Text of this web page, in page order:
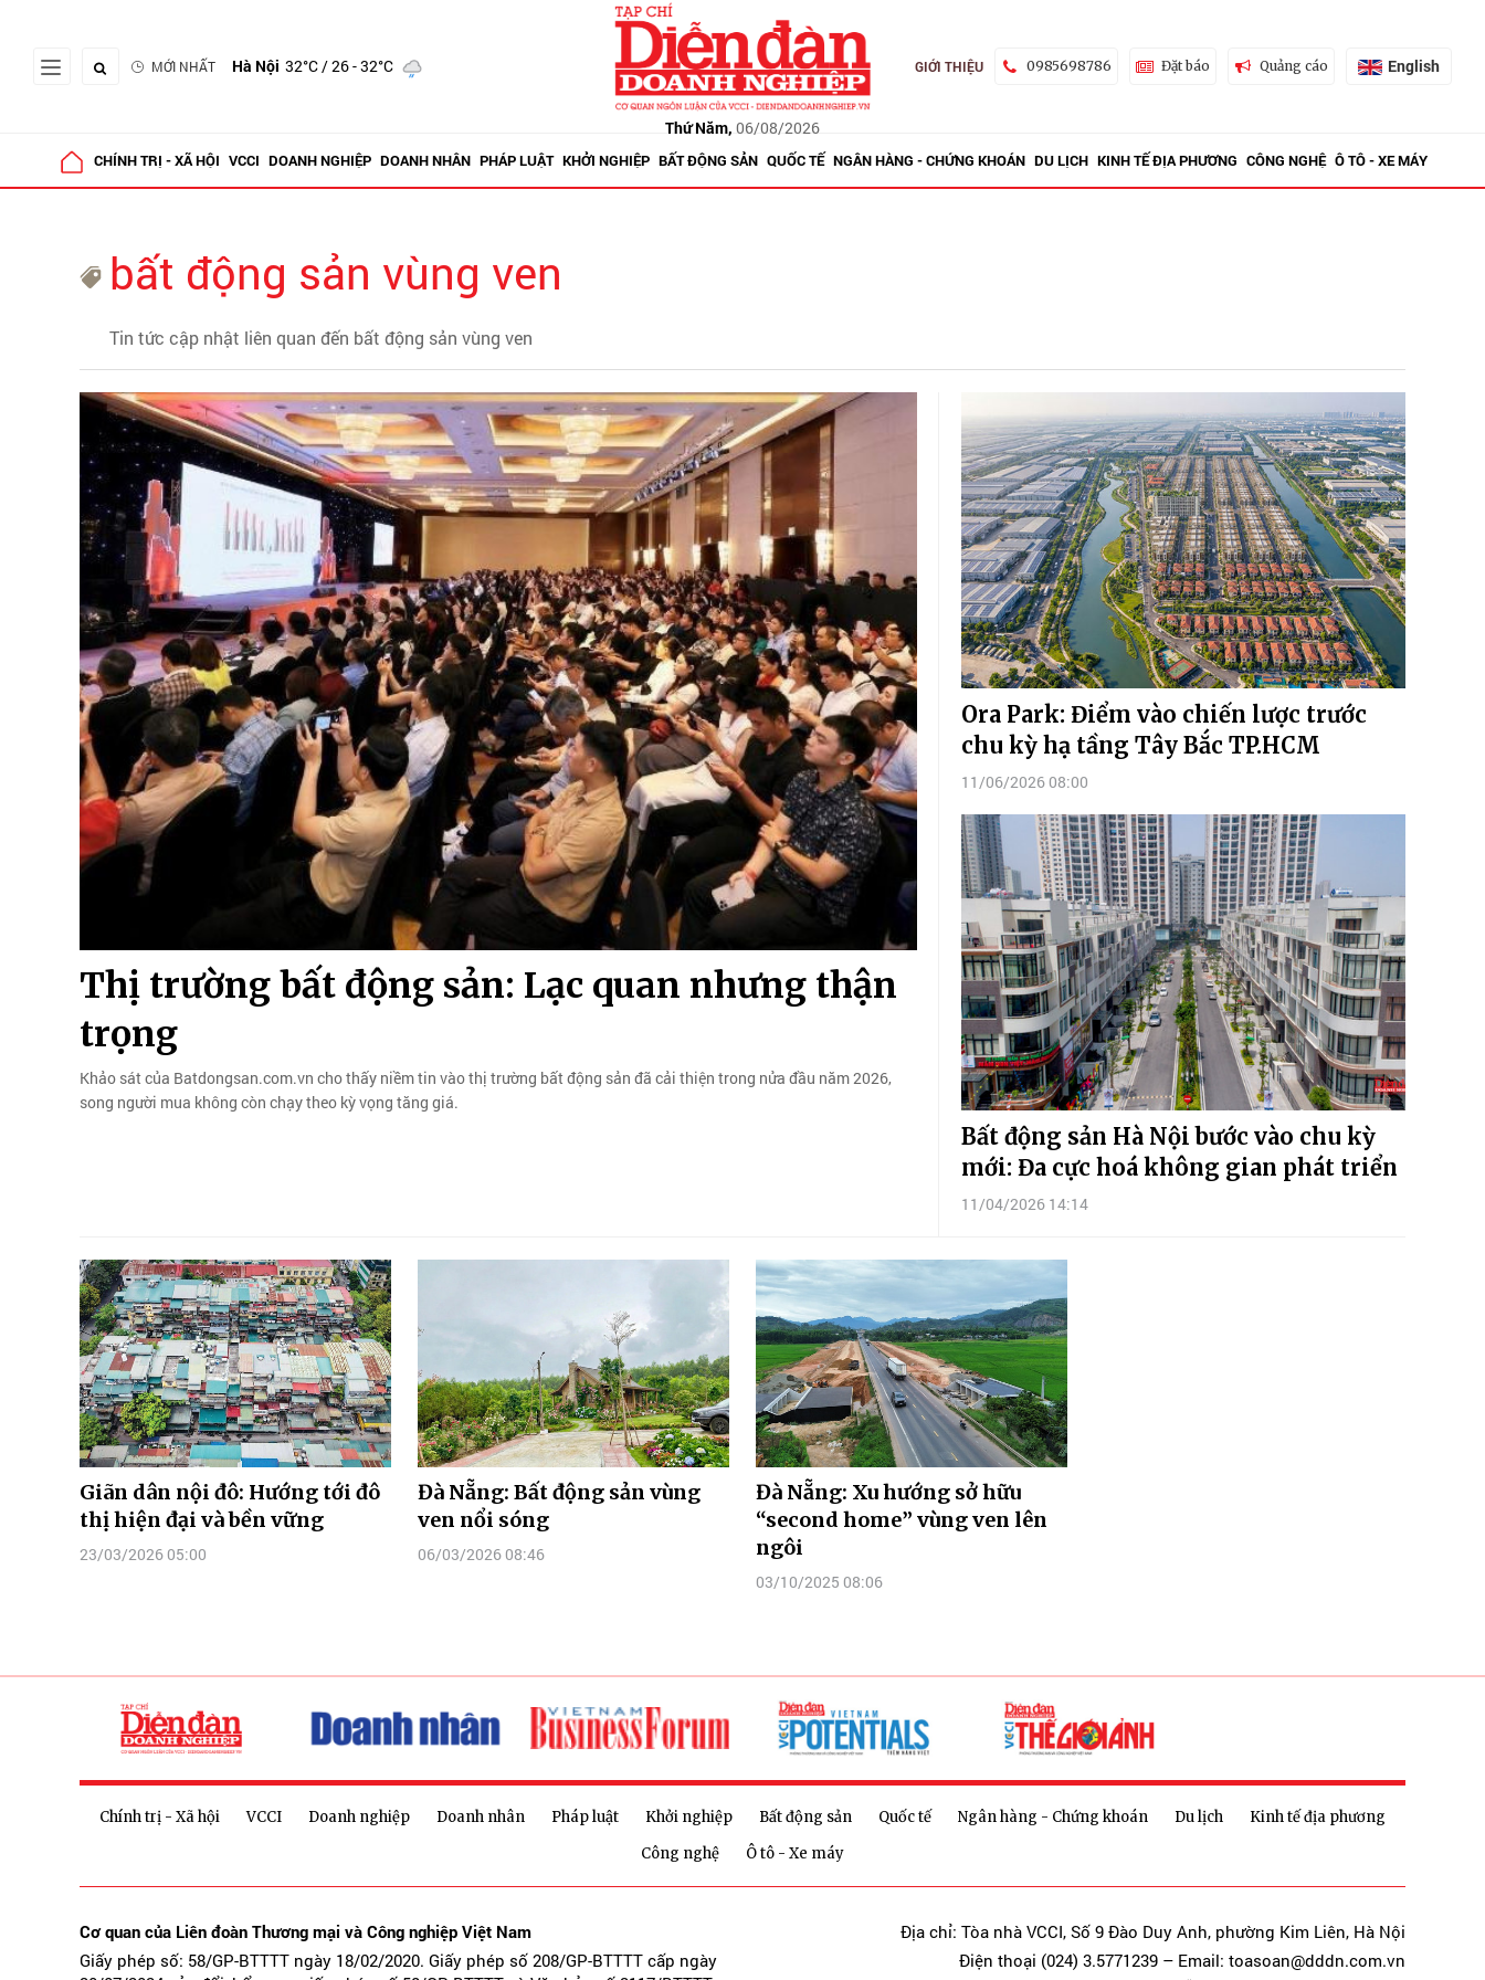
MỚI NHẤT Hà Nội 32°C/ 26 - 32°C
Thứ Năm, 06/08/2026
GIỚI THIỆU 0985698786 Đặt báo Quảng cáo English
CHÍNH TRỊ - XÃ HỘI VCCI DOANH NGHIỆP DOANH NHÂN PHÁP LUẬT KHỞI NGHIỆP BẤT ĐỘNG SẢN QUỐC TẾ NGÂN HÀNG - CHỨNG KHOÁN DU LỊCH KINH TẾ ĐỊA PHƯƠNG CÔNG NGHỆ Ô TÔ - XE MÁY
bất động sản vùng ven
Tin tức cập nhật liên quan đến bất động sản vùng ven
Thị trường bất động sản: Lạc quan nhưng thận
trọng
Khảo sát của Batdongsan.com.vn cho thấy niềm tin vào thị trường bất động sản đã cải thiện trong nửa đầu năm 2026,
song người mua không còn chạy theo kỳ vọng tăng giá.
Ora Park: Điểm vào chiến lược trước
chu kỳ hạ tầng Tây Bắc TP.HCM
11/06/2026 08:00
Bất động sản Hà Nội bước vào chu kỳ
mới: Đa cực hoá không gian phát triển
11/04/2026 14:14
Giãn dân nội đô: Hướng tới đô
thị hiện đại và bền vững
23/03/2026 05:00
Đà Nẵng: Bất động sản vùng
ven nổi sóng
06/03/2026 08:46
Đà Nẵng: Xu hướng sở hữu
“second home” vùng ven lên
ngôi
03/10/2025 08:06
Chính trị - Xã hội VCCI Doanh nghiệp Doanh nhân Pháp luật Khởi nghiệp Bất động sản Quốc tế Ngân hàng - Chứng khoán Du lịch
Kinh tế địa phương
Công nghệ
Ô tô - Xe máy
Cơ quan của Liên đoàn Thương mại và Công nghiệp Việt Nam
Giấy phép số: 58/GP-BTTTT ngày 18/02/2020. Giấy phép số 208/GP-BTTTT cấp ngày
Địa chỉ: Tòa nhà VCCI, Số 9 Đào Duy Anh, phường Kim Liên, Hà Nội
Điện thoại (024) 3.5771239 – Email: toasoan@dddn.com.vn